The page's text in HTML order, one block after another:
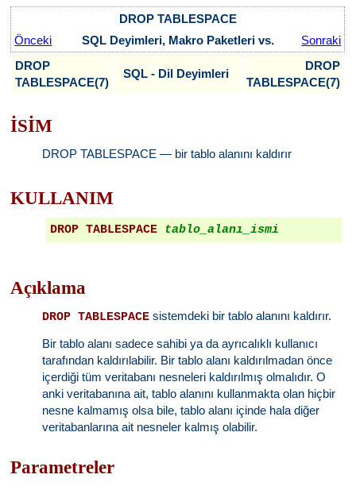
DROP TABLESPACE
Önceki
SQL Deyimleri, Makro Paketleri vs.
Sonraki
DROP
TABLESPACE(7)
SQL - Dil Deyimleri
DROP
TABLESPACE(7)
İSİM
DROP TABLESPACE — bir tablo alanını kaldırır
KULLANIM
DROP TABLESPACE tablo_alanı_ismi
Açıklama
DROP TABLESPACE sistemdeki bir tablo alanını kaldırır.
Bir tablo alanı sadece sahibi ya da ayrıcalıklı kullanıcı
tarafından kaldırılabilir. Bir tablo alanı kaldırılmadan önce
içerdiği tüm veritabanı nesneleri kaldırılmış olmalıdır. O
anki veritabanına ait, tablo alanını kullanmakta olan hiçbir
nesne kalmamış olsa bile, tablo alanı içinde hala diğer
veritabanlarına ait nesneler kalmış olabilir.
Parametreler